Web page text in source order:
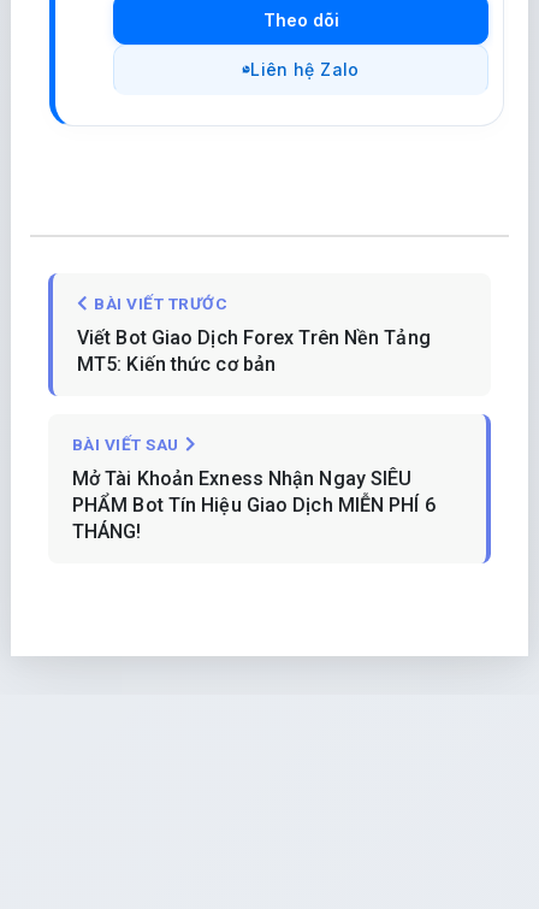
Theo dõi
Liên hệ Zalo
BÀI VIẾT TRƯỚC
Viết Bot Giao Dịch Forex Trên Nền Tảng
MT5: Kiến thức cơ bản
BÀI VIẾT SAU
Mở Tài Khoản Exness Nhận Ngay SIÊU
PHẨM Bot Tín Hiệu Giao Dịch MIỄN PHÍ 6
THÁNG!